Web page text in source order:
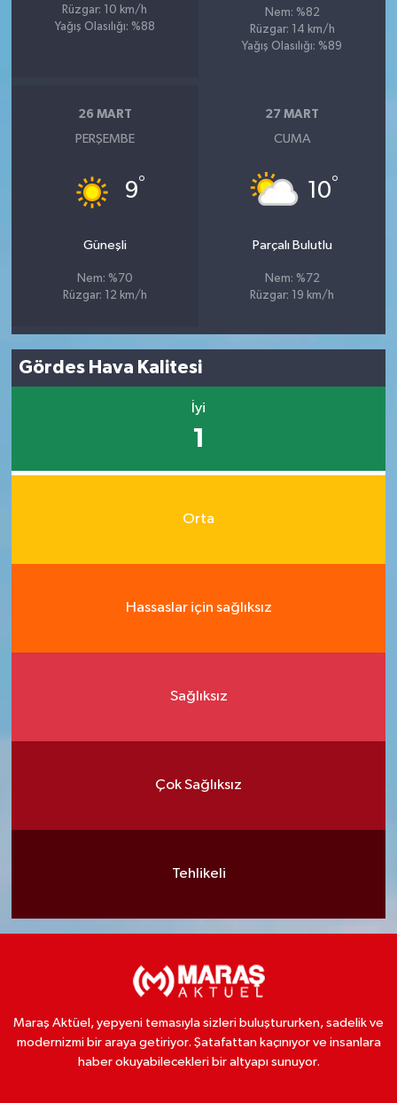
Rüzgar: 10 km/h
Yağış Olasılığı: %88
Nem: %82
Rüzgar: 14 km/h
Yağış Olasılığı: %89
26 MART
PERŞEMBE
9°
Güneşli
Nem: %70
Rüzgar: 12 km/h
27 MART
CUMA
10°
Parçalı Bulutlu
Nem: %72
Rüzgar: 19 km/h
Gördes Hava Kalitesi
İyi
1
Orta
Hassaslar için sağlıksız
Sağlıksız
Çok Sağlıksız
Tehlikeli
Maraş Aktüel, yepyeni temasıyla sizleri buluştururken, sadelik ve
modernizmi bir araya getiriyor. Şatafattan kaçınıyor ve insanlara
haber okuyabilecekleri bir altyapı sunuyor.